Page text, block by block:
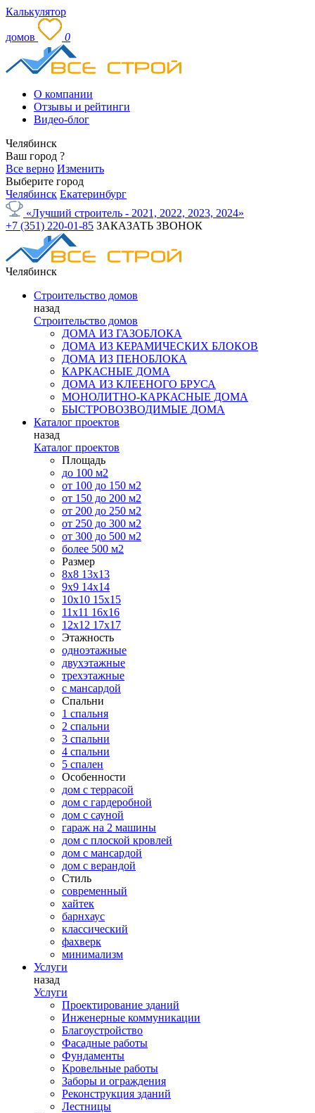
Калькулятор
домов 0
О компании
Отзывы и рейтинги
Видео-блог
Челябинск
Ваш город ?
Все верно Изменить
Выберите город
Челябинск Екатеринбург
«Лучший строитель - 2021, 2022, 2023, 2024»
+7 (351) 220-01-85 ЗАКАЗАТЬ ЗВОНОК
Челябинск
Строительство домов
назад
Строительство домов
ДОМА ИЗ ГАЗОБЛОКА
ДОМА ИЗ КЕРАМИЧЕСКИХ БЛОКОВ
ДОМА ИЗ ПЕНОБЛОКА
КАРКАСНЫЕ ДОМА
ДОМА ИЗ КЛЕЕНОГО БРУСА
МОНОЛИТНО-КАРКАСНЫЕ ДОМА
БЫСТРОВОЗВОДИМЫЕ ДОМА
Каталог проектов
назад
Каталог проектов
Площадь
до 100 м2
от 100 до 150 м2
от 150 до 200 м2
от 200 до 250 м2
от 250 до 300 м2
от 300 до 500 м2
более 500 м2
Размер
8х8 13х13
9х9 14х14
10х10 15х15
11x11 16х16
12х12 17х17
Этажность
одноэтажные
двухэтажные
трехэтажные
с мансардой
Спальни
1 спальня
2 спальни
3 спальни
4 спальни
5 спален
Особенности
дом с террасой
дом с гардеробной
дом с сауной
гараж на 2 машины
дом с плоской кровлей
дом с мансардой
дом с верандой
Стиль
современный
хайтек
барнхаус
классический
фахверк
минимализм
Услуги
назад
Услуги
Проектирование зданий
Инженерные коммуникации
Благоустройство
Фасадные работы
Фундаменты
Кровельные работы
Заборы и ограждения
Реконструкция зданий
Лестницы